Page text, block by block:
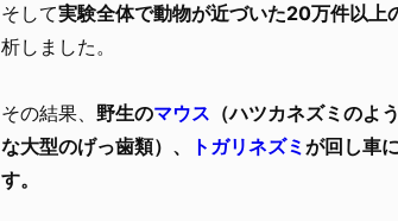
そして実験全体で動物が近づいた20万件以上
析しました。
その結果、 野生のマウス （ハツカネズミのよ
な大型のげっ歯類）、
トガリネズミが回し車
す。